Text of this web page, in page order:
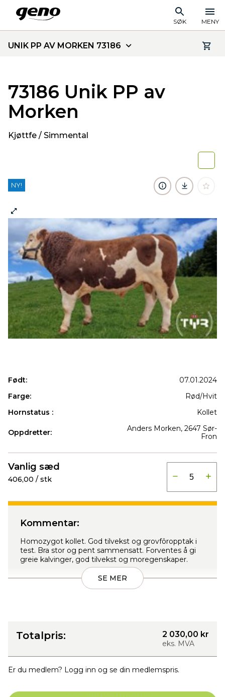
SØK MENY
UNIK PP AV MORKEN 73186
73186 Unik PP av
Morken
Kjøttfe / Simmental
NY!
Født:
07.01.2024
Farge:
Rød/Hvit
Hornstatus :
Kollet
Oppdretter:
Anders Morken, 2647 Sør-
Fron
Vanlig sæd
406,00 / stk
Kommentar:
Homozygot kollet. God tilvekst og grovfôropptak i
test. Bra stor og pent sammensatt. Forventes å gi
greie kalvinger, god tilvekst og moregenskaper.
SE MER
Totalpris: 2 030,00 kr
eks. MVA
Er du medlem? Logg inn og se din medlemspris.